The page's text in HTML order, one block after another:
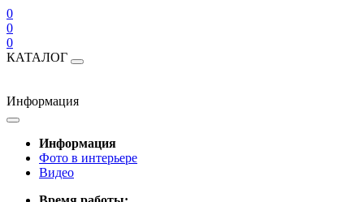
0
0
0
КАТАЛОГ
Информация
Информация
Фото в интерьере
Видео